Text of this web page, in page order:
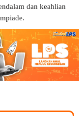
dan keahlian